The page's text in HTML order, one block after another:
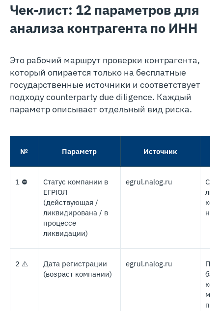
Чек-лист: 12 параметров для
анализа контрагента по ИНН
Это рабочий маршрут проверки контрагента,
который опирается только на бесплатные
государственные источники и соответствует
подходу counterparty due diligence. Каждый
параметр описывает отдельный вид риска.
№ Параметр Источник
1 ⛔
Статус компании в
ЕГРЮЛ
(действующая /
ликвидирована / в
процессе
ликвидации)
egrul.nalog.ru
2 ⚠️
Дата регистрации
(возраст компании)
egrul.nalog.ru
По